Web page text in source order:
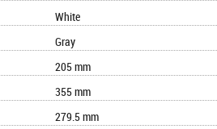
White
Gray
205 mm
355 mm
279.5 mm